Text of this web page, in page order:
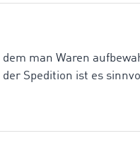
man Waren
Spedition ist es